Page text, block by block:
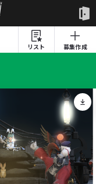
リスト
募集作成